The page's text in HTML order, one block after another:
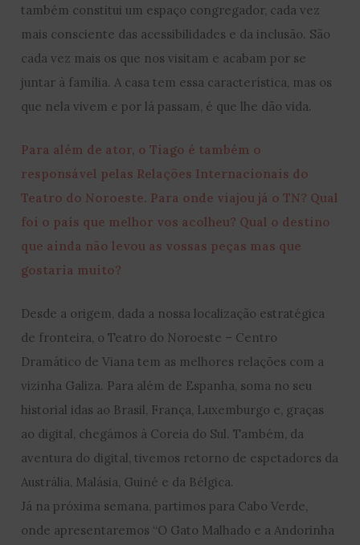
também constitui um espaço congregador, cada vez
mais consciente das acessibilidades e da inclusão. São
cada vez mais os que nos visitam e acabam por se
juntar à família. A casa tem essa característica, mas os
que nela vivem e por lá passam, é que lhe dão vida.
Para além de ator, o Tiago é também o
responsável pelas Relações Internacionais do
Teatro do Noroeste. Para onde viajou já o TN? Qual
foi o país que melhor vos acolheu? Qual o destino
que ainda não levou as vossas peças mas que
gostaria muito?
Desde a origem, dada a nossa localização estratégica
de fronteira, o Teatro do Noroeste – Centro
Dramático de Viana tem as melhores relações com a
vizinha Galiza. Para além de Espanha, soma no seu
historial idas ao Brasil, França, Luxemburgo e, graças
ao digital, chegámos à Coreia do Sul. Também, da
aventura do digital, tivemos retorno de espetadores da
Austrália, Malásia, Guiné e da Bélgica.
Já na próxima semana, partimos para Cabo Verde,
onde apresentaremos “O Gato Malhado e a Andorinha